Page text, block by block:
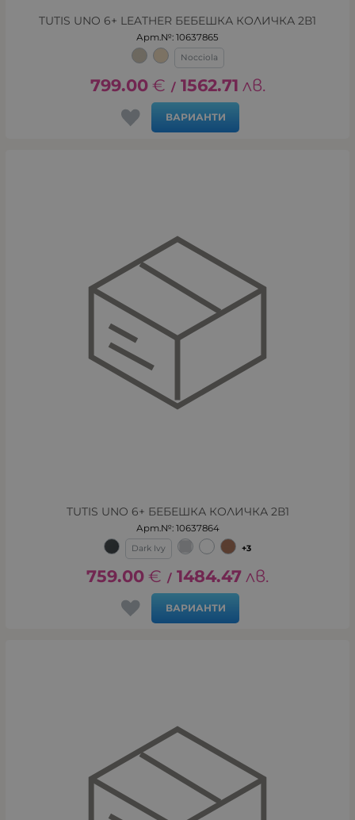
TUTIS UNO 6+ LEATHER БЕБЕШКА КОЛИЧКА 2В1
Арт.№: 10637865
Nocciola
799.00 € / 1562.71 лв.
ВАРИАНТИ
TUTIS UNO 6+ БЕБЕШКА КОЛИЧКА 2В1
Арт.№: 10637864
Dark Ivy +3
759.00 € / 1484.47 лв.
ВАРИАНТИ